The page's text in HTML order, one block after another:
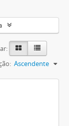
Ascendente